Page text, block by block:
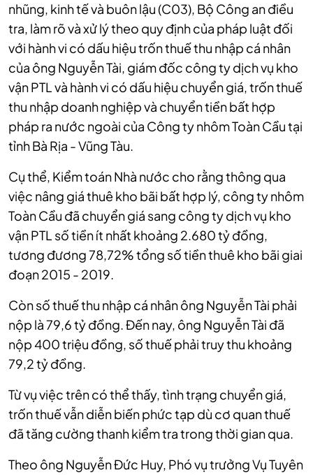
nhũng, kinh tế và buôn lậu (C03), Bộ Công an điều
tra, làm rõ và xử lý theo quy định của pháp luật đối
với hành vi có dấu hiệu trốn thuế thu nhập cá nhân
của ông Nguyễn Tài, giám đốc công ty dịch vụ kho
vận PTL và hành vi có dấu hiệu chuyển giá, trốn thuế
thu nhập doanh nghiệp và chuyển tiền bất hợp
pháp ra nước ngoài của Công ty nhôm Toàn Cầu tại
tỉnh Bà Rịa - Vũng Tàu.
Cụ thể, Kiểm toán Nhà nước cho rằng thông qua
việc nâng giá thuê kho bãi bất hợp lý, công ty nhôm
Toàn Cầu đã chuyển giá sang công ty dịch vụ kho
vận PTL số tiền ít nhất khoảng 2.680 tỷ đồng,
tương đương 78,72% tổng số tiền thuê kho bãi giai
đoạn 2015 - 2019.
Còn số thuế thu nhập cá nhân ông Nguyễn Tài phải
nộp là 79,6 tỷ đồng. Đến nay, ông Nguyễn Tài đã
nộp 400 triệu đồng, số thuế phải truy thu khoảng
79,2 tỷ đồng.
Từ vụ việc trên có thể thấy, tình trạng chuyển giá,
trốn thuế vẫn diễn biến phức tạp dù cơ quan thuế
đã tăng cường thanh kiểm tra trong thời gian qua.
Theo ông Nguyễn Đức Huy, Phó vụ trưởng Vụ Tuyên